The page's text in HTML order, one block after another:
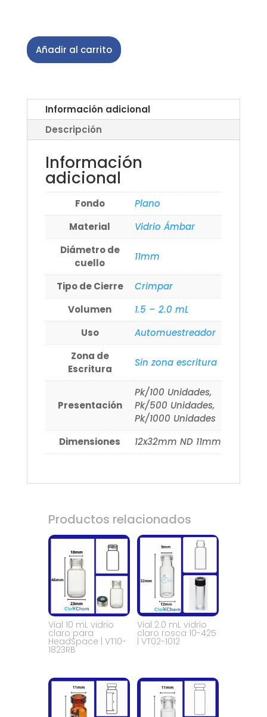
Añadir al carrito
Información adicional
Descripción
Información
adicional
Fondo
Plano
Material
Vidrio Ámbar
Diámetro de
cuello
11mm
Tipo de Cierre
Crimpar
Volumen
1.5 – 2.0 mL
Uso
Automuestreador
Zona de
Escritura
Sin zona escritura
Presentación
Pk/100 Unidades,
Pk/500 Unidades,
Pk/1000 Unidades
Dimensiones
12x32mm ND 11mm
Productos relacionados
Vial 10 mL vidrio
claro para
HeadSpace | VT10-
1823RB
Vial 2.0 mL vidrio
claro rosca 10-425
| VT02-1012